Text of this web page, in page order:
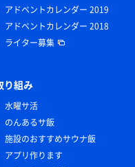
アドベントカレンダー 2019
アドベントカレンダー 2018
ライター募集
り組み
水曜サ活
のんあるサ飯
施設のおすすめサウナ飯
アプリ作ります